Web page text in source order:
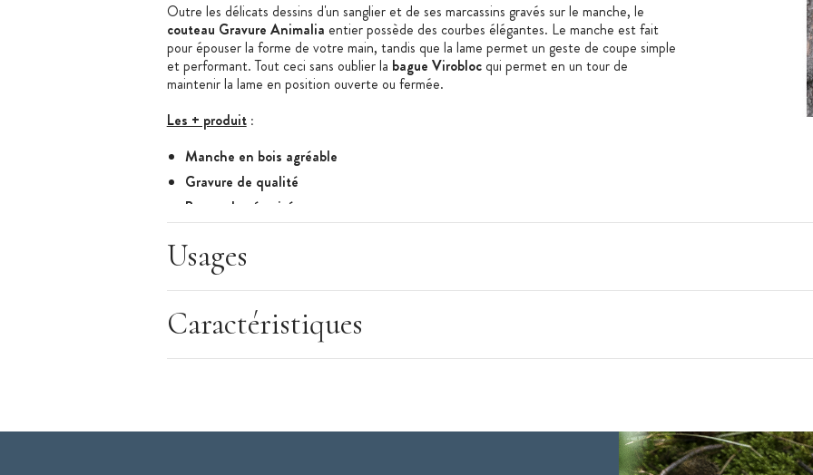
Outre les délicats dessins d'un sanglier et de ses marcassins gravés sur le manche, le
couteau Gravure Animalia entier possède des courbes élégantes. Le manche est fait
pour épouser la forme de votre main, tandis que la lame permet un geste de coupe simple
et performant. Tout ceci sans oublier la bague Viroblocqui permet en un tour de
maintenir la lame en position ouverte ou fermée.
Les + produit:
Manche en bois agréable
Gravure de qualité
Bague de sécurité
Caractéristiques du Couteau Sanglier
Couteau sanglier
Longueur de la lame : 8,5 cm
Matière de la lame : Inox
Matière du manche : bois (chêne)
Usages
Caractéristiques